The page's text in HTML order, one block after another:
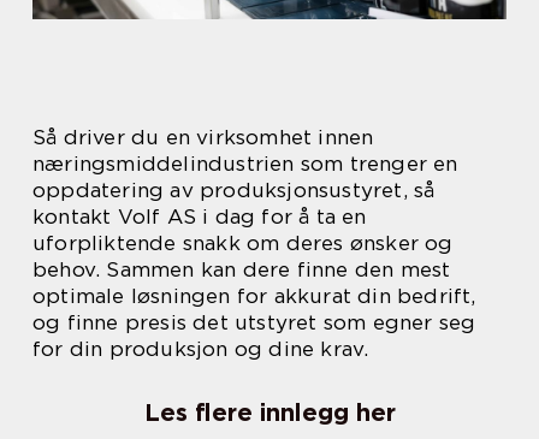
Så driver du en virksomhet innen
næringsmiddelindustrien som trenger en
oppdatering av produksjonsustyret, så
kontakt Volf AS i dag for å ta en
uforpliktende snakk om deres ønsker og
behov. Sammen kan dere finne den mest
optimale løsningen for akkurat din bedrift,
og finne presis det utstyret som egner seg
for din produksjon og dine krav.
Les flere innlegg her